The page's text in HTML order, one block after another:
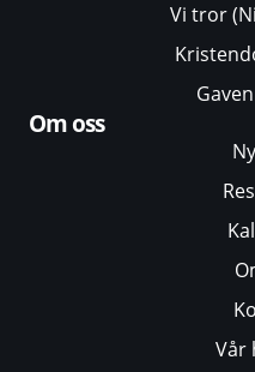
Vi tror
Om oss
Vår